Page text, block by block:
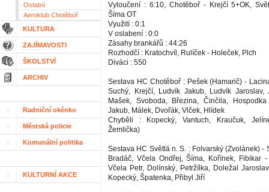
Ostatní
Aeroklub Chotěboř
KULTURA
ZAJÍMAVOSTI
ŠKOLSTVÍ
ARCHIV
Radniční okénko
Městská policie
Komunální politika
KULTURNÍ AKCE
Vyloučení : 6:10, Chotěboř - Krejčí 5+OK,
Šíma OT
Využití : 0:1
V oslabení : 0:0
Zásahy brankářů : 44:26
Rozhodčí : Kratochvíl, Rulíček - Holeček, Plch
Diváci : 550
Sestava HC Chotěboř : Pešek (Hamarič) -
Suchý, Krejčí, Ludvík Jakub, Ludvík Jaroslav,
Mašek, Svoboda, Březina, Činčila,
Jakub, Málek, Dvořák, Vlček, Hlídek
Chyběli : Kopecký, Vantuch, Kraučuk,
Žemlička)
Sestava HC Světlá n. S. : Folvarský (Zvolánek) -
Bradáč, Včela Ondřej, Šíma, Kořínek, Fibikar
Včela Petr, Dolínský, Petržílka, Doležal
Kopecký, Špatenka, Přibyl Jiří